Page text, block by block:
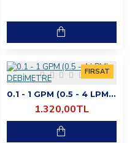
FIRSAT
0.1 - 1 GPM (0.5 - 4 LPM) DEBİMETRE
1.320,00TL